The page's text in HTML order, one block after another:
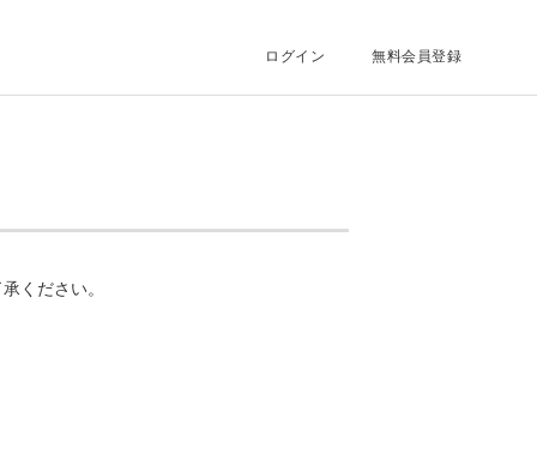
ログイン 無料会員登録
ください。